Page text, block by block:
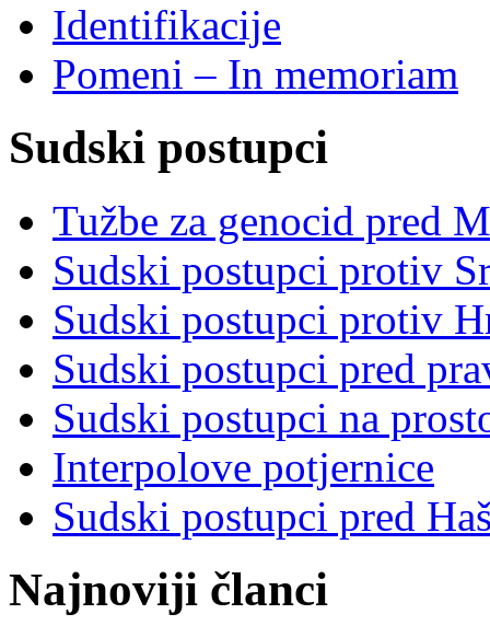
Identifikacije
Pomeni – In memoriam
Sudski postupci
Tužbe za genocid pred
Sudski postupci protiv
Sudski postupci protiv
Sudski postupci pred
Sudski postupci na
Interpolove potjernice
Sudski postupci pred
Najnoviji članci